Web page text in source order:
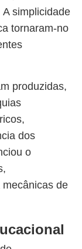
simplicidade
tornaram-no
produzidas,
dos
o
de